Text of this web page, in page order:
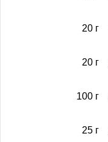
20 г
20 г
100 г
25 г